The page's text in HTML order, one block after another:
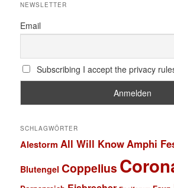
NEWSLETTER
Email
Subscribing I accept the privacy
SCHLAGWÖRTER
Alestorm All Will KnowAmphi
Blutengel Coppelius